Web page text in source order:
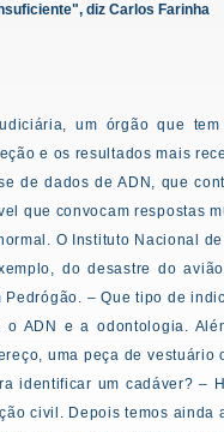
diz Carlos Farinha
um órgão que
e os resultados mais
de dados de ADN, que
que convocam respostas
O Instituto Nacional
do desastre do
Pedrógão. – Que tipo de
o ADN e a odontologia.
uma peça de
identificar um cadáver? –
civil. Depois temos